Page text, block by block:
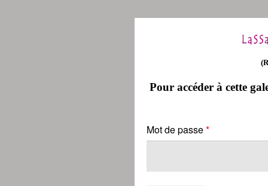
Pour accéder à cette
Mot de passe*